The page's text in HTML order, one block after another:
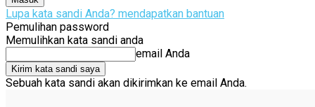
Lupa kata sandi Anda? mendapatkan bantuan
Pemulihan password
Memulihkan kata sandi anda
email Anda
Sebuah kata sandi akan dikirimkan ke email Anda.